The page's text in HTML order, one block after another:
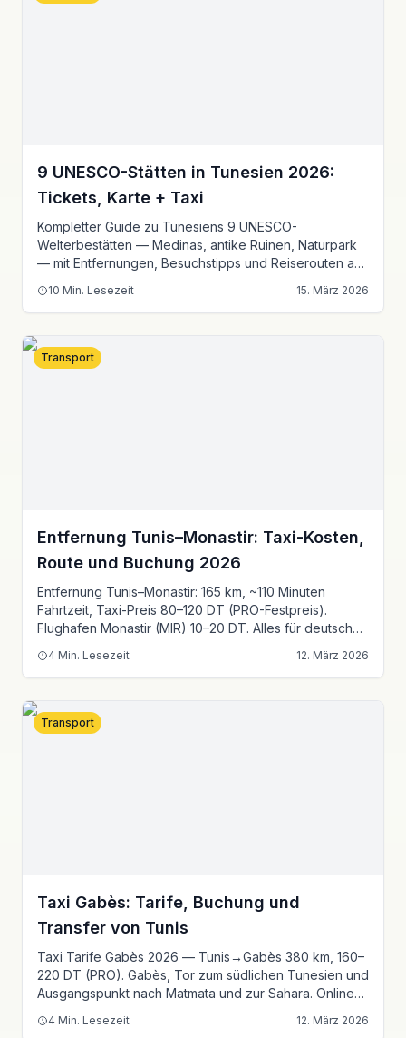
9 UNESCO-Stätten in Tunesien 2026:
Tickets, Karte + Taxi
Kompletter Guide zu Tunesiens 9 UNESCO-
Welterbestätten — Medinas, antike Ruinen, Naturpark
— mit Entfernungen, Besuchstipps und Reiserouten ab
10 Min. Lesezeit 15. März 2026
Transport
Entfernung Tunis–Monastir: Taxi-Kosten,
Route und Buchung 2026
Entfernung Tunis–Monastir: 165 km, ~110 Minuten
Fahrtzeit, Taxi-Preis 80–120 DT (PRO-Festpreis).
Flughafen Monastir (MIR) 10–20 DT. Alles für deutsche
4 Min. Lesezeit 12. März 2026
Transport
Taxi Gabès: Tarife, Buchung und
Transfer von Tunis
Taxi Tarife Gabès 2026 — Tunis→Gabès 380 km, 160–
220 DT (PRO). Gabès, Tor zum südlichen Tunesien und
Ausgangspunkt nach Matmata und zur Sahara. Online-
4 Min. Lesezeit 12. März 2026